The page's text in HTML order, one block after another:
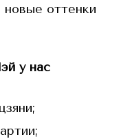
новые оттенки
у нас